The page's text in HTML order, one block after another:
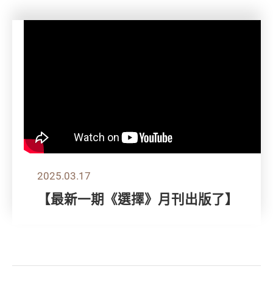
2025.03.17
【最新一期《選擇》月刊出版了】